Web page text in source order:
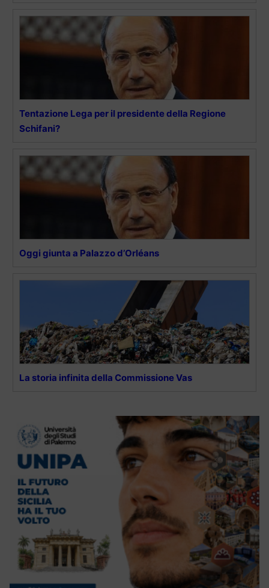
Tentazione Lega per il presidente della Regione
Schifani?
Oggi giunta a Palazzo d’Orléans
La storia infinita della Commissione Vas